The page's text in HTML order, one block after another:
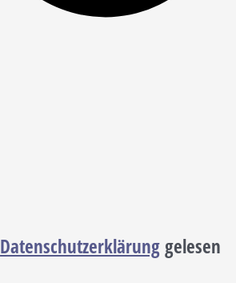
Datenschutzerklärunggelesen